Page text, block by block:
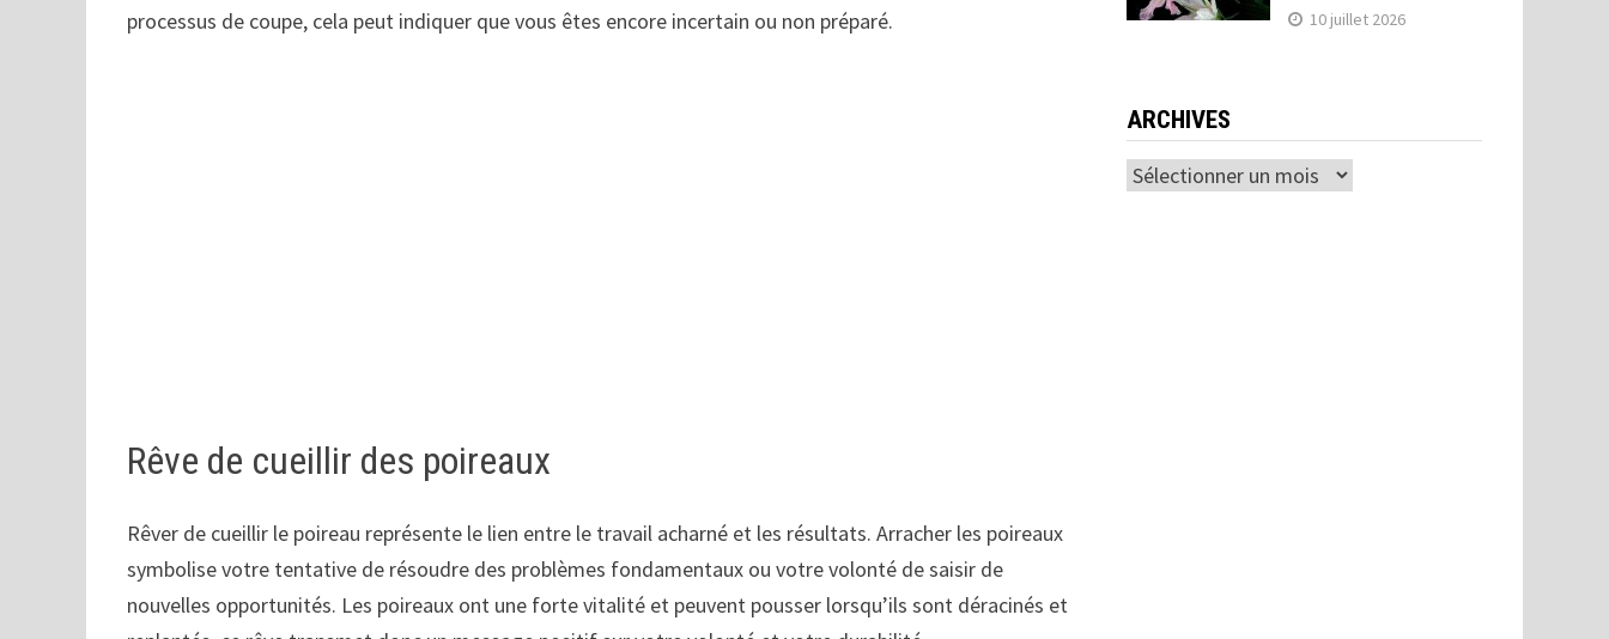
processus de coupe, cela peut indiquer que vous êtes encore incertain ou non préparé.
Rêve de cueillir des poireaux
Rêver de cueillir le poireau représente le lien entre le travail acharné et les résultats. Arracher les poireaux
symbolise votre tentative de résoudre des problèmes fondamentaux ou votre volonté de saisir de
nouvelles opportunités. Les poireaux ont une forte vitalité et peuvent pousser lorsqu’ils sont déracinés et
10 juillet 2026
ARCHIVES
Archives